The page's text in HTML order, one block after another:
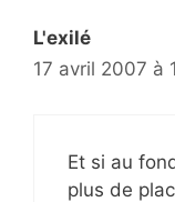
L'exilé
17 avril 2007 à
Et si au
plus de